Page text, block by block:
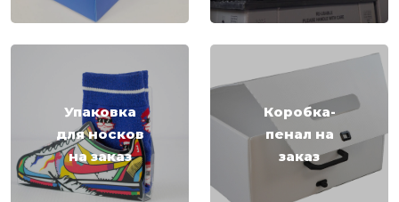
Упаковка
для носков
на заказ
Коробка-
пенал на
заказ